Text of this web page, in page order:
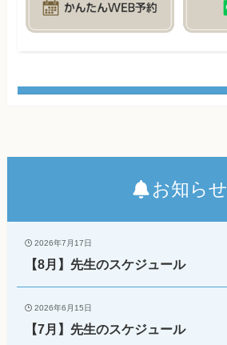
お知らせ
2026年7月17日
【8月】先生のスケジュール
2026年6月15日
【7月】先生のスケジュール